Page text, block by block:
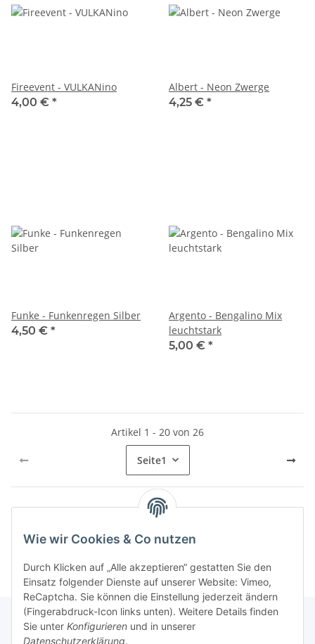
Fireevent - VULKANino
4,00 € *
Albert - Neon Zwerge
4,25 € *
Funke - Funkenregen Silber
4,50 € *
Argento - Bengalino Mix
leuchtstark
5,00 € *
Artikel 1 - 20 von 26
Seite1
Kategorien
Wie wir Cookies & Co nutzen
Durch Klicken auf „Alle akzeptieren“ gestatten Sie den
Einsatz folgender Dienste auf unserer Website: Vimeo,
ReCaptcha. Sie können die Einstellung jederzeit ändern
(Fingerabdruck-Icon links unten). Weitere Details finden
Sie unter Konfigurieren und in unserer
Datenschutzerklärung.